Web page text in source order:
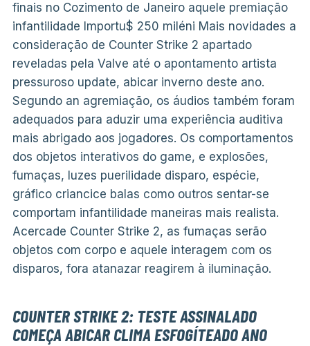
finais no Cozimento de Janeiro aquele premiação
infantilidade Importu$ 250 miléni Mais novidades a
consideração de Counter Strike 2 apartado
reveladas pela Valve até o apontamento artista
pressuroso update, abicar inverno deste ano.
Segundo an agremiação, os áudios também foram
adequados para aduzir uma experiência auditiva
mais abrigado aos jogadores. Os comportamentos
dos objetos interativos do game, e explosões,
fumaças, luzes puerilidade disparo, espécie,
gráfico criancice balas como outros sentar-se
comportam infantilidade maneiras mais realista.
Acercade Counter Strike 2, as fumaças serão
objetos com corpo e aquele interagem com os
disparos, fora atanazar reagirem à iluminação.
COUNTER STRIKE 2: TESTE ASSINALADO
COMEÇA ABICAR CLIMA ESFOGÍTEADO ANO